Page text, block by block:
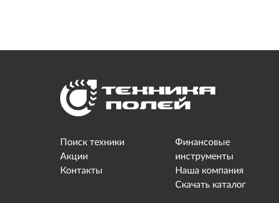
Поиск техники
Акции
Контакты
Финансовые
инструменты
Наша компания
Скачать каталог